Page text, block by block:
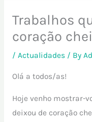
Trabalhos
coração
/ Actualidades/ By
Olá a todos/as!
Hoje venho mostrar-
deixou de coração